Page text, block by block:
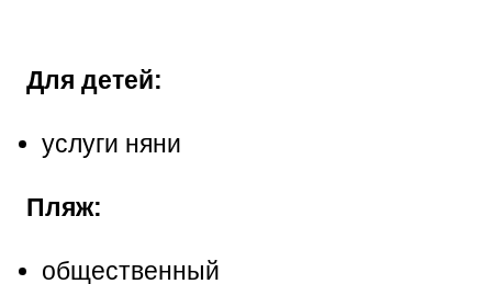
Для детей:
услуги няни
Пляж:
общественный